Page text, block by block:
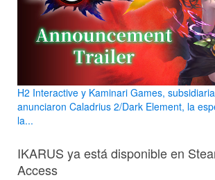
H2 Interactive y Kaminari Games,
anunciaron Caladrius 2/Dark Element, la
la...
IKARUS ya está disponible en
Access